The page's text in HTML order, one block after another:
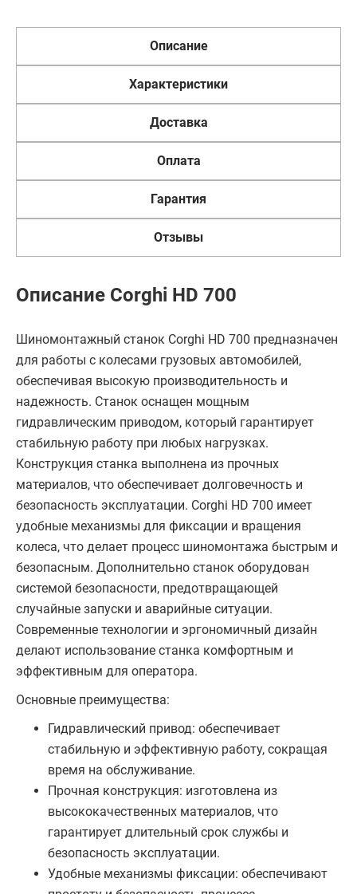
Описание
Характеристики
Доставка
Оплата
Гарантия
Отзывы
Описание Corghi HD 700
Шиномонтажный станок Corghi HD 700 предназначен
для работы с колесами грузовых автомобилей,
обеспечивая высокую производительность и
надежность. Станок оснащен мощным
гидравлическим приводом, который гарантирует
стабильную работу при любых нагрузках.
Конструкция станка выполнена из прочных
материалов, что обеспечивает долговечность и
безопасность эксплуатации. Corghi HD 700 имеет
удобные механизмы для фиксации и вращения
колеса, что делает процесс шиномонтажа быстрым и
безопасным. Дополнительно станок оборудован
системой безопасности, предотвращающей
случайные запуски и аварийные ситуации.
Современные технологии и эргономичный дизайн
делают использование станка комфортным и
эффективным для оператора.
Основные преимущества:
Гидравлический привод: обеспечивает
стабильную и эффективную работу, сокращая
время на обслуживание.
Прочная конструкция: изготовлена из
высококачественных материалов, что
гарантирует длительный срок службы и
безопасность эксплуатации.
Удобные механизмы фиксации: обеспечивают